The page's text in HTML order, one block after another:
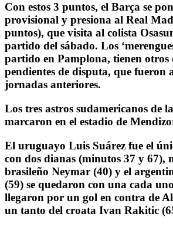
Con estos 3 puntos, el Barça se
provisional y presiona al Real
puntos), que visita al colista
partido del sábado. Los
partido en Pamplona, tienen otros
pendientes de disputa, que fueron
jornadas anteriores.
Los tres astros sudamericanos de
marcaron en el estadio de
El uruguayo Luis Suárez fue el
con dos dianas (minutos 37 y 67),
brasileño Neymar (40) y el
(59) se quedaron con una cada
llegaron por un gol en contra de
un tanto del croata Ivan Rakitic